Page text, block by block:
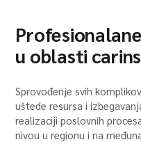
u oblasti
Sprovođenje svih
uštede resursa i
realizaciji poslovnih
nivou u regionu i na